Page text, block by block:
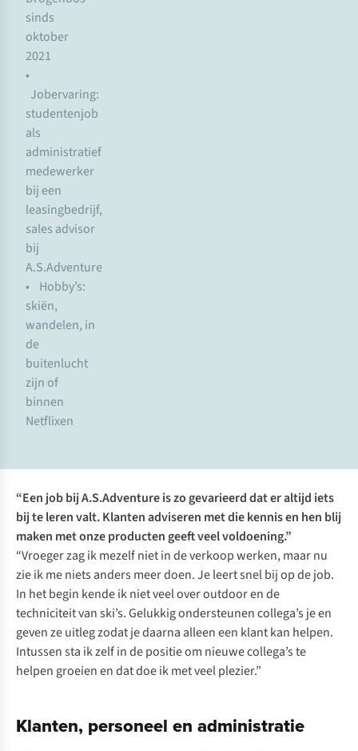
sinds
oktober
2021
•
Jobervaring:
studentenjob
als
administratief
medewerker
bij een
leasingbedrijf,
sales advisor
bij
A.S.Adventure
• Hobby’s:
skiën,
wandelen, in
de
buitenlucht
zijn of
binnen
Netflixen
“Een job bij A.S.Adventure is zo gevarieerd dat er altijd iets
bij te leren valt. Klanten adviseren met die kennis en hen blij
maken met onze producten geeft veel voldoening.”
“Vroeger zag ik mezelf niet in de verkoop werken, maar nu
zie ik me niets anders meer doen. Je leert snel bij op de job.
In het begin kende ik niet veel over outdoor en de
techniciteit van ski’s. Gelukkig ondersteunen collega’s je en
geven ze uitleg zodat je daarna alleen een klant kan helpen.
Intussen sta ik zelf in de positie om nieuwe collega’s te
helpen groeien en dat doe ik met veel plezier.”
Klanten, personeel en administratie